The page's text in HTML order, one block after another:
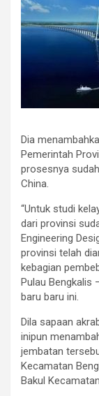
Dia
Pemerintah
prosesnya
China.
“Untuk studi
dari provinsi
Engineering
provinsi telah
kebagian
Pulau Bengkalis
baru baru ini.
Dila sapaan
inipun
jembatan
Kecamatan
Bakul